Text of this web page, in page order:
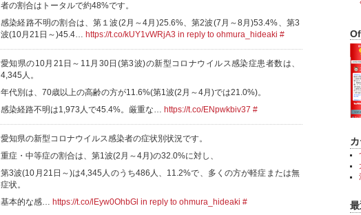
者の割合はトータルで約48%です。
感染経路不明の割合は、第１波(2月～4月)25.6%、第2波(7月～8月)53.4%、第3
波(10月21日～)45.4… https://t.co/kUY1vWRjA3 in reply to ohmura_hideaki #
愛知県の10月21日～11月30日(第3波)の新型コロナウイルス感染症患者数は、
4,345人。
年代別は、70歳以上の高齢の方が11.6%(第1波(2月～4月)では21.0%)。
感染経路不明は1,973人で45.4%。厳重な… https://t.co/ENpwkbiv37 #
愛知県の新型コロナウイルス感染者の症状別状況です。
重症・中等症の割合は、第1波(2月～4月)の32.0%に対し、
第3波(10月21日～)は4,345人のうち486人、11.2%で、多くの方が軽症または無
症状。
基本的な感… https://t.co/lEyw0OhbGl in reply to ohmura_hideaki #